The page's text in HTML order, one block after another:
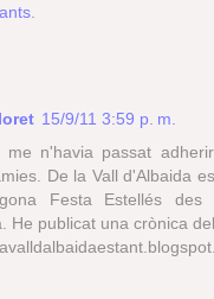
15/9/11 3:59 p. m.
me n'havia passat
De la Vall d'Albaida
Festa Estellés des
He publicat una crònica